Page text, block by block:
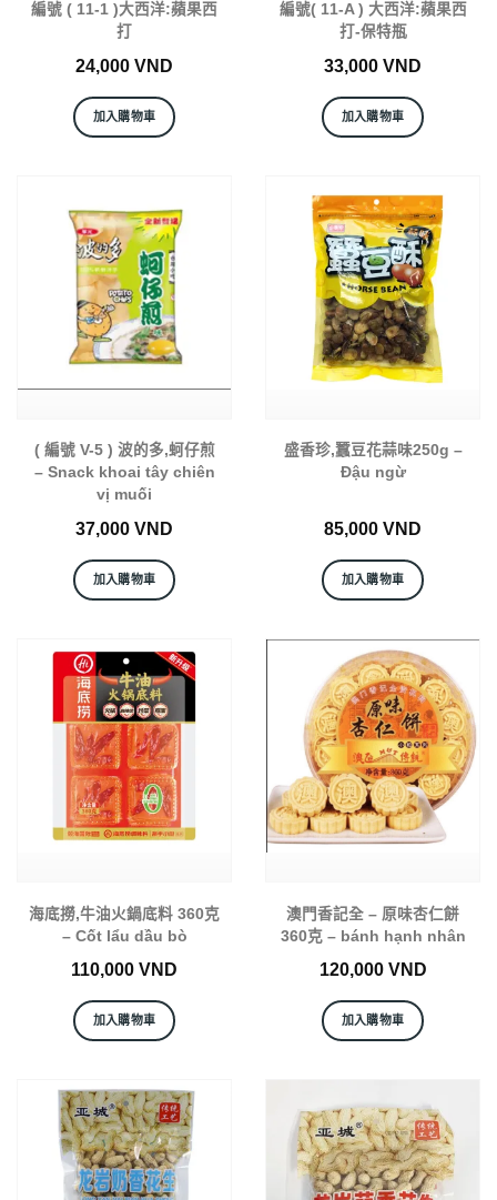
編號 ( 11-1 )大西洋:蘋果西
打
24,000 VND
加入購物車
編號( 11-A ) 大西洋:蘋果西
打-保特瓶
33,000 VND
加入購物車
( 編號 V-5 ) 波的多,蚵仔煎
– Snack khoai tây chiên
vị muối
37,000 VND
加入購物車
盛香珍,蠶豆花蒜味250g –
Đậu ngừ
85,000 VND
加入購物車
海底撈,牛油火鍋底料 360克
– Cốt lẩu dầu bò
110,000 VND
加入購物車
澳門香記全 – 原味杏仁餅
360克 – bánh hạnh nhân
120,000 VND
加入購物車